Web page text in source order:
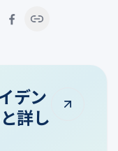
デン
詳し